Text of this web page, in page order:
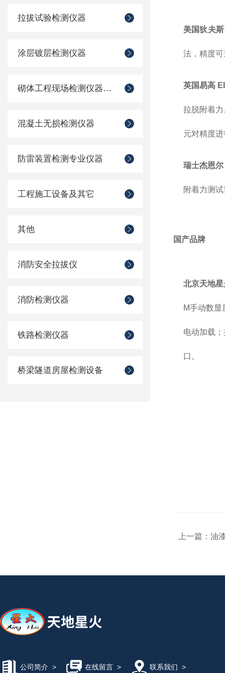
拉拔试验检测仪器
涂层镀层检测仪器
砌体工程现场检测仪器仪表
混凝土无损检测仪器
防雷装置检测专业仪器
工程施工设备及其它
其他
消防安全拉拔仪
消防检测仪器
铁路检测仪器
桥梁隧道房屋检测设备
美国狄夫
法，精度
英国易高
拉脱附着
元对精度
瑞士杰恩
附着力测
国产品牌
北京天地
M手动数显
电动加载
口。
上一篇： 油
公司简介 > 在线留言> 联系我们 >